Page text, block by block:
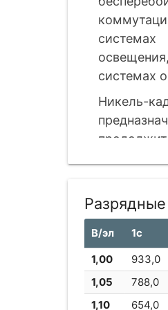
системах
В/эл 1с
1,00
933,0
1,05
788,0
1,10
654,0